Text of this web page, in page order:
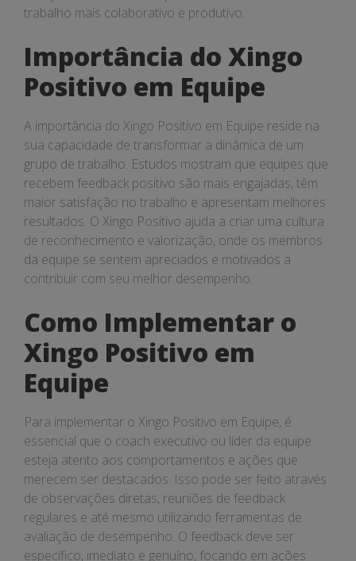
trabalho mais colaborativo e produtivo.
Importância do Xingo
Positivo em Equipe
A importância do Xingo Positivo em Equipe reside na
sua capacidade de transformar a dinâmica de um
grupo de trabalho. Estudos mostram que equipes que
recebem feedback positivo são mais engajadas, têm
maior satisfação no trabalho e apresentam melhores
resultados. O Xingo Positivo ajuda a criar uma cultura
de reconhecimento e valorização, onde os membros
da equipe se sentem apreciados e motivados a
contribuir com seu melhor desempenho.
Como Implementar o
Xingo Positivo em
Equipe
Para implementar o Xingo Positivo em Equipe, é
essencial que o coach executivo ou líder da equipe
esteja atento aos comportamentos e ações que
merecem ser destacados. Isso pode ser feito através
de observações diretas, reuniões de feedback
regulares e até mesmo utilizando ferramentas de
avaliação de desempenho. O feedback deve ser
específico, imediato e genuíno, focando em ações